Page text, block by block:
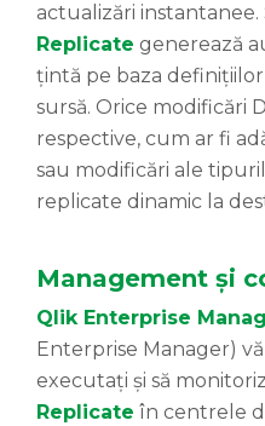
actualizări instantanee.
Replicate generează
țintă pe baza
sursă. Orice modificări
respective, cum ar fi
sau modificări ale
replicate dinamic la
Management și
Qlik Enterprise
Enterprise Manager)
executați și să
Replicate în centrele